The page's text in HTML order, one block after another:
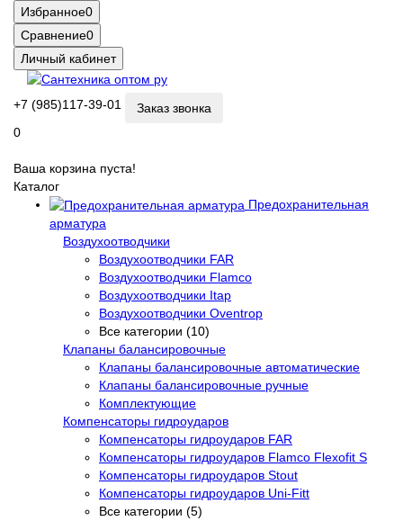
Избранное0
Сравнение0
Личный кабинет
+7 (985)117-39-01
Заказ звонка
0
Ваша корзина пуста!
Каталог
Предохранительная
арматура
Воздухоотводчики
Воздухоотводчики FAR
Воздухоотводчики Flamco
Воздухоотводчики Itap
Воздухоотводчики Oventrop
Все категории (10)
Клапаны балансировочные
Клапаны балансировочные автоматические
Клапаны балансировочные ручные
Комплектующие
Компенсаторы гидроударов
Компенсаторы гидроударов FAR
Компенсаторы гидроударов Flamco Flexofit S
Компенсаторы гидроударов Stout
Компенсаторы гидроударов Uni-Fitt
Все категории (5)